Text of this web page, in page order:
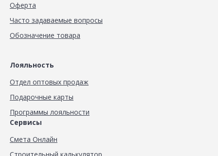
Оферта
Часто задаваемые вопросы
Обозначение товара
Лояльность
Отдел оптовых продаж
Подарочные карты
Программы лояльности
Сервисы
Смета Онлайн